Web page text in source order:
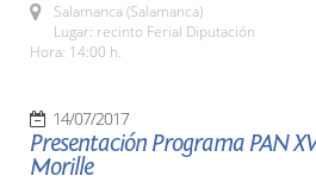
Salamanca (Salamanca)
Lugar: recinto Ferial Diputación
Hora: 14:00 h.
14/07/2017
Presentación Programa PAN
Morille